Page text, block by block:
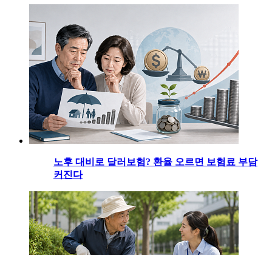
노후 대비로 달러보험? 환율 오르면 보험료 부담
커진다